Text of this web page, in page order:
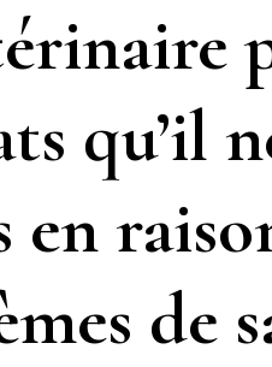
qu’il
en
de